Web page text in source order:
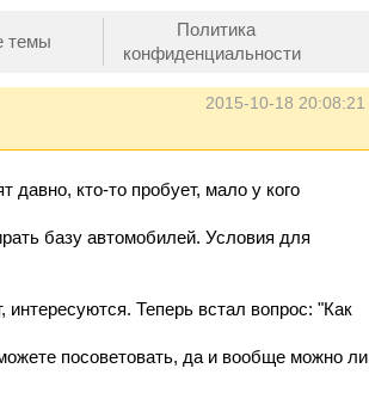
темы
Политика
конфиденциальности
2015-10-18 20:08:21
кто-то пробует, мало у кого
базу автомобилей. Условия для
Теперь встал вопрос: "Как
посоветовать, да и вообще можно ли